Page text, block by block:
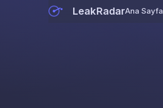
LeakRadarAna Sayfa